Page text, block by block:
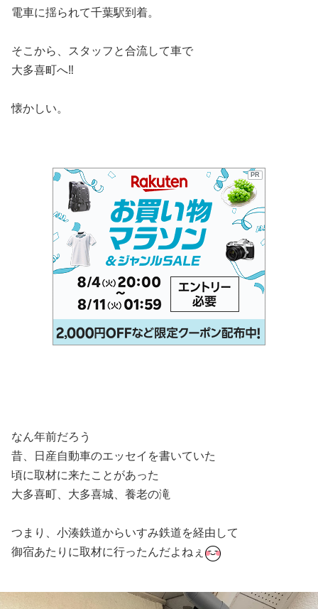
電車に揺られて千葉駅到着。
そこから、スタッフと合流して車で
大多喜町へ‼️
懐かしい。
PR
なん年前だろう
昔、日産自動車のエッセイを書いていた
頃に取材に来たことがあった
大多喜町、大多喜城、養老の滝
つまり、小湊鉄道からいすみ鉄道を経由して
御宿あたりに取材に行ったんだよねぇ